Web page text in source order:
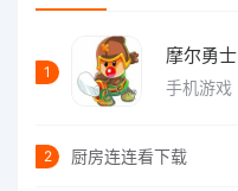
1
摩尔勇士
手机游戏
2 厨房连连看下载